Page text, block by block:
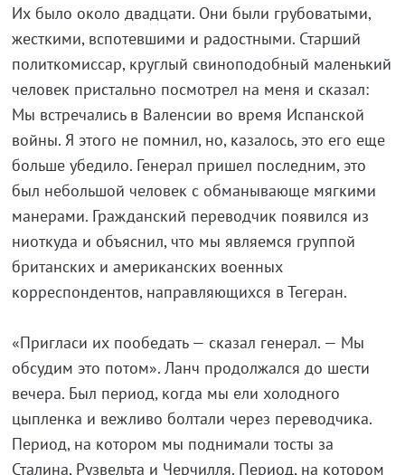
Их было около двадцати. Они были грубоватыми,
жесткими, вспотевшими и радостными. Старший
политкомиссар, круглый свиноподобный маленький
человек пристально посмотрел на меня и сказал:
Мы встречались в Валенсии во время Испанской
войны. Я этого не помнил, но, казалось, это его еще
больше убедило. Генерал пришел последним, это
был небольшой человек с обманывающе мягкими
манерами. Гражданский переводчик появился из
ниоткуда и объяснил, что мы являемся группой
британских и американских военных
корреспондентов, направляющихся в Тегеран.
«Пригласи их пообедать — сказал генерал. — Мы
обсудим это потом». Ланч продолжался до шести
вечера. Был период, когда мы ели холодного
цыпленка и вежливо болтали через переводчика.
Период, на котором мы поднимали тосты за
Сталина, Рузвельта и Черчилля. Период, на котором